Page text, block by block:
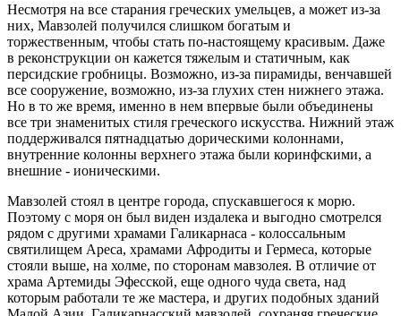
Несмотря на все старания греческих умельцев, а может из-за
них, Мавзолей получился слишком богатым и
торжественным, чтобы стать по-настоящему красивым. Даже
в реконструкции он кажется тяжeлым и статичным, как
персидские гробницы. Возможно, из-за пирамиды, венчавшей
все сооружение, возможно, из-за глухих стен нижнего этажа.
Но в то же время, именно в нем впервые были объединены
все три знаменитых стиля греческого искусства. Нижний этаж
поддерживался пятнадцатью дорическими колоннами,
внутренние колонны верхнего этажа были коринфскими, а
внешние - ионическими.
Мавзолей стоял в центре города, спускавшегося к морю.
Поэтому с моря он был виден издалека и выгодно смотрелся
рядом с другими храмами Галикарнаса - колоссальным
святилищем Ареса, храмами Афродиты и Гермеса, которые
стояли выше, на холме, по сторонам мавзолея. В отличие от
храма Артемиды Эфесской, еще одного чуда света, над
которым работали те же мастера, и других подобных зданий